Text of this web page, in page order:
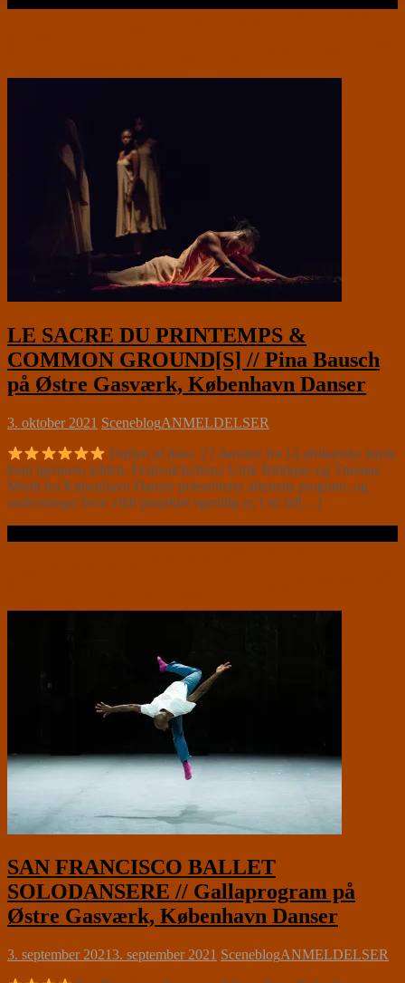
LE SACRE DU PRINTEMPS &
COMMON GROUND[S] // Pina Bausch
på Østre Gasværk, København Danser
3. oktober 2021 SceneblogANMELDELSER
Duften af dans. 27 dansere fra 14 afrikanske lande
kom igennem tolden. Festivalcheferne Ulrik Birkkjær og Thomas
Mieth fra København Danser præsenterer aftenens program, og
understreger hvor vildt projektet egentlig er, i en tid[…]
SAN FRANCISCO BALLET
SOLODANSERE // Gallaprogram på
Østre Gasværk, København Danser
3. september 20213. september 2021 SceneblogANMELDELSER